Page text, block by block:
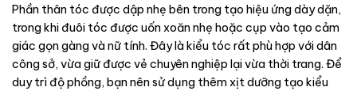
Phần thân tóc được dập nhẹ bên trong tạo hiệu ứng dày dặn,
trong khi đuôi tóc được uốn xoăn nhẹ hoặc cụp vào tạo cảm
giác gọn gàng và nữ tính. Đây là kiểu tóc rất phù hợp với dân
công sở, vừa giữ được vẻ chuyên nghiệp lại vừa thời trang. Để
duy trì độ phồng, bạn nên sử dụng thêm xịt dưỡng tạo kiểu